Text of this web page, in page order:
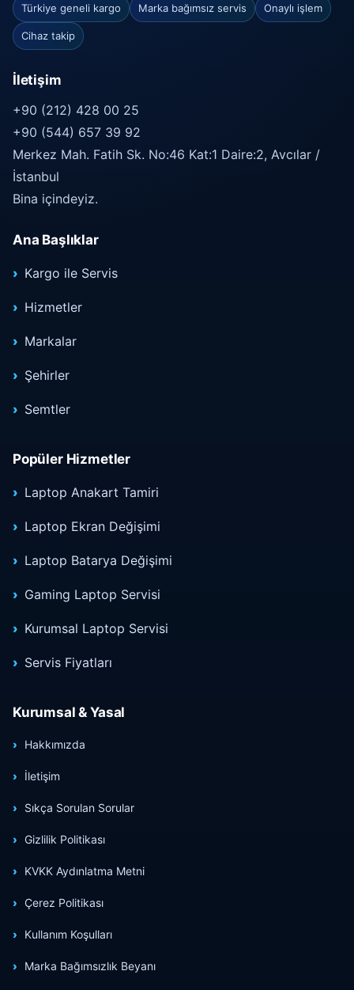
Türkiye geneli kargo Marka bağımsız servis Onaylı işlem
Cihaz takip
İletişim
+90 (212) 428 00 25
+90 (544) 657 39 92
Merkez Mah. Fatih Sk. No:46 Kat:1 Daire:2, Avcılar /
İstanbul
Bina içindeyiz.
Ana Başlıklar
Kargo ile Servis
Hizmetler
Markalar
Şehirler
Semtler
Popüler Hizmetler
Laptop Anakart Tamiri
Laptop Ekran Değişimi
Laptop Batarya Değişimi
Gaming Laptop Servisi
Kurumsal Laptop Servisi
Servis Fiyatları
Kurumsal & Yasal
Hakkımızda
İletişim
Sıkça Sorulan Sorular
Gizlilik Politikası
KVKK Aydınlatma Metni
Çerez Politikası
Kullanım Koşulları
Marka Bağımsızlık Beyanı